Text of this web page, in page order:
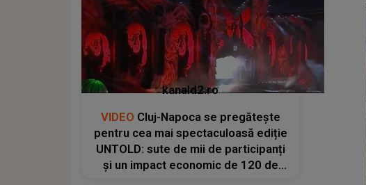
kanald2.ro
VIDEO Cluj-Napoca se pregătește
pentru cea mai spectaculoasă ediție
UNTOLD: sute de mii de participanți
și un impact economic de 120 de